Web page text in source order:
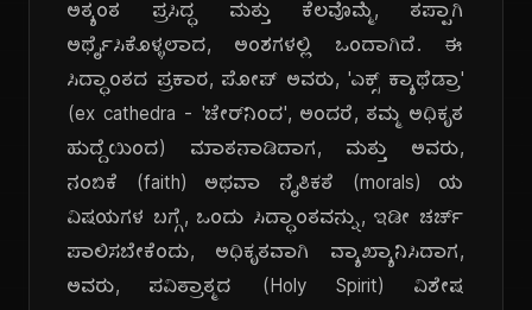
ಅತ್ಯಂತ ಪ್ರಸಿದ್ಧ ಮತ್ತು ಕೆಲವೊಮ್ಮೆ, ತಪ್ಪಾಗಿ
ಅರ್ಥೈಸಿಕೊಳ್ಳಲಾದ, ಅಂಶಗಳಲ್ಲಿ ಒಂದಾಗಿದೆ. ಈ
ಸಿದ್ಧಾಂತದ ಪ್ರಕಾರ, ಪೋಪ್ ಅವರು, 'ಎಕ್ಸ್ ಕ್ಯಾಥೆಡ್ರಾ'
(ex cathedra - 'ಚೇರ್‌ನಿಂದ', ಅಂದರೆ, ತಮ್ಮ ಅಧಿಕೃತ
ಹುದ್ದೆಯಿಂದ) ಮಾತನಾಡಿದಾಗ, ಮತ್ತು ಅವರು,
ನಂಬಿಕೆ (faith) ಅಥವಾ ನೈತಿಕತೆ (morals) ಯ
ವಿಷಯಗಳ ಬಗ್ಗೆ, ಒಂದು ಸಿದ್ಧಾಂತವನ್ನು, ಇಡೀ ಚರ್ಚ್
ಪಾಲಿಸಬೇಕೆಂದು, ಅಧಿಕೃತವಾಗಿ ವ್ಯಾಖ್ಯಾನಿಸಿದಾಗ,
ಅವರು, ಪವಿತ್ರಾತ್ಮದ (Holy Spirit) ವಿಶೇಷ